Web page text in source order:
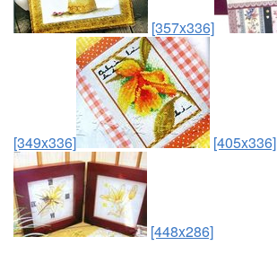
[357x336]
[349x336] [405x336]
[448x286]